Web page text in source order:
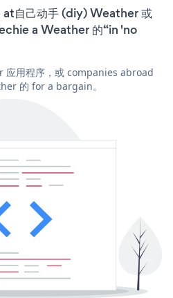
at自己动手 (diy) Weather 或
a Weather 的“in 'no
应用程序，或 companies abroad
的 for a bargain。